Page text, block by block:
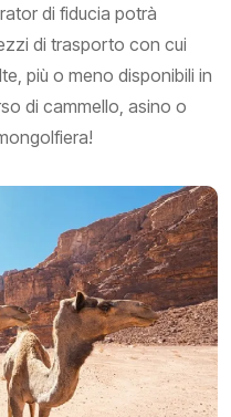
di fiducia potrà
di trasporto con cui
più o meno disponibili in
di cammello, asino o